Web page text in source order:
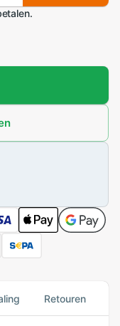
Retouren